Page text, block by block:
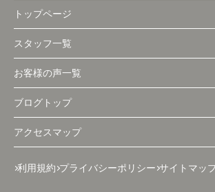
トップページ
スタッフ一覧
お客様の声一覧
ブログトップ
アクセスマップ
利用規約 プライバシーポリシー サイトマッ